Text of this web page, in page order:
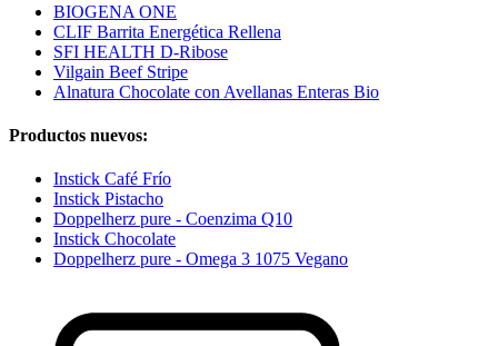
BIOGENA ONE
CLIF Barrita Energética Rellena
SFI HEALTH D-Ribose
Vilgain Beef Stripe
Alnatura Chocolate con Avellanas Enteras Bio
Productos nuevos:
Instick Café Frío
Instick Pistacho
Doppelherz pure - Coenzima Q10
Instick Chocolate
Doppelherz pure - Omega 3 1075 Vegano